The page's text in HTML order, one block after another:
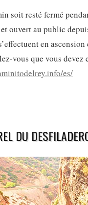
soit resté fermé
ouvert au public
en
vous que vous
es/
DU